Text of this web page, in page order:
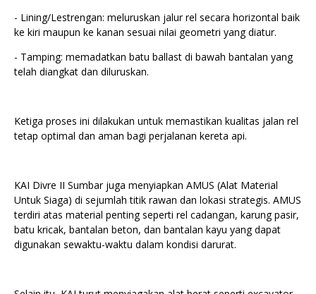
- ⁠Lining/Lestrengan: meluruskan jalur rel secara horizontal baik
ke kiri maupun ke kanan sesuai nilai geometri yang diatur.
- ⁠Tamping: memadatkan batu ballast di bawah bantalan yang
telah diangkat dan diluruskan.
Ketiga proses ini dilakukan untuk memastikan kualitas jalan rel
tetap optimal dan aman bagi perjalanan kereta api.
KAI Divre II Sumbar juga menyiapkan AMUS (Alat Material
Untuk Siaga) di sejumlah titik rawan dan lokasi strategis. AMUS
terdiri atas material penting seperti rel cadangan, karung pasir,
batu kricak, bantalan beton, dan bantalan kayu yang dapat
digunakan sewaktu-waktu dalam kondisi darurat.